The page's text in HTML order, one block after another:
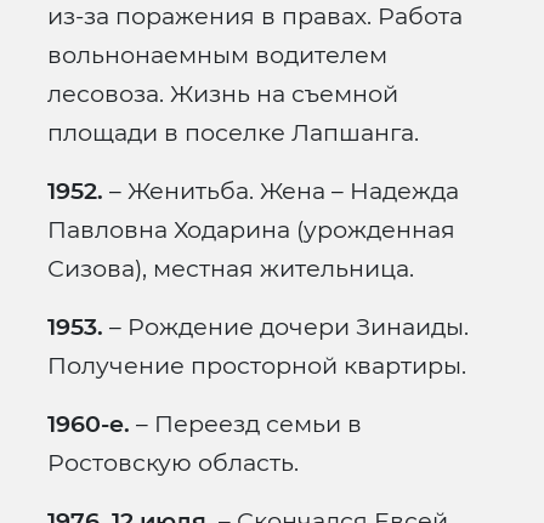
из-за поражения в правах. Работа
вольнонаемным водителем
лесовоза. Жизнь на съемной
площади в поселке Лапшанга.
1952. – Женитьба. Жена – Надежда
Павловна Ходарина (урожденная
Сизова), местная жительница.
1953. – Рождение дочери Зинаиды.
Получение просторной квартиры.
1960-е. – Переезд семьи в
Ростовскую область.